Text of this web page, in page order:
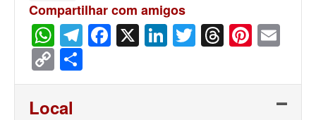
Compartilhar com amigos
WhatsApp
Telegram
Facebook
X LinkedIn
Twitter
Threads
Copy
Link
Local